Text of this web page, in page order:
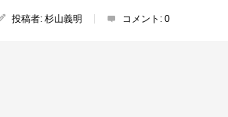
投稿者: 杉山義明 コメント: 0